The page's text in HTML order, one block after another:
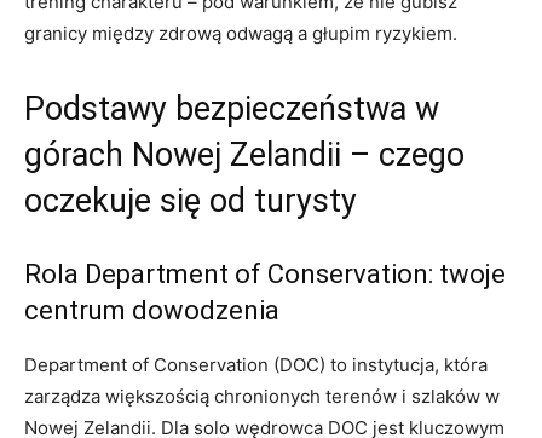
granicy między zdrową odwagą a głupim ryzykiem.
Podstawy bezpieczeństwa w
górach Nowej Zelandii – czego
oczekuje się od turysty
Rola Department of Conservation: twoje
centrum dowodzenia
Department of Conservation (DOC) to instytucja, która
zarządza większością chronionych terenów i szlaków w
Nowej Zelandii. Dla solo wędrowca DOC jest kluczowym